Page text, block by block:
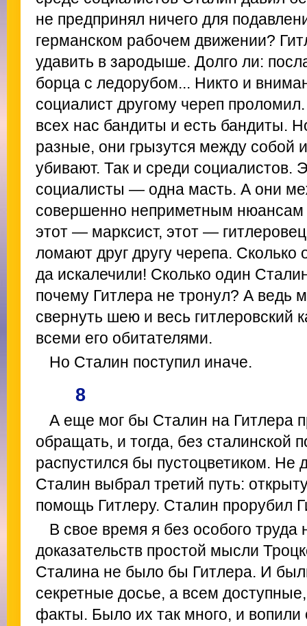
не предпринял ничего для
германском рабочем движении?
удавить в зародыше. Долго ли:
борца с ледорубом... Никто и
социалист другому череп
всех нас бандиты и есть бандиты.
разные, они грызутся между собой
убивают. Так и среди социалистов.
социалисты — одна масть. А они
совершенно неприметным нюансам
этот — марксист, этот —
ломают друг другу черепа. Сколько
да искалечили! Сколько один
почему Гитлера не тронул? А ведь
свернуть шею и весь гитлеровский
всеми его обитателями.
Но Сталин поступил иначе.
8
А еще мог бы Сталин на Гитлера
обращать, и тогда, без сталинской
распустился бы пустоцветиком. Не
Сталин выбрал третий путь:
помощь Гитлеру. Сталин прорубил
В свое время я без особого труда
доказательств простой мысли
Сталина не было бы Гитлера. И
секретные досье, а всем
факты. Было их так много, и вопили